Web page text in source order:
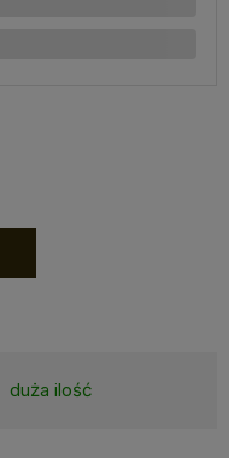
duża ilość